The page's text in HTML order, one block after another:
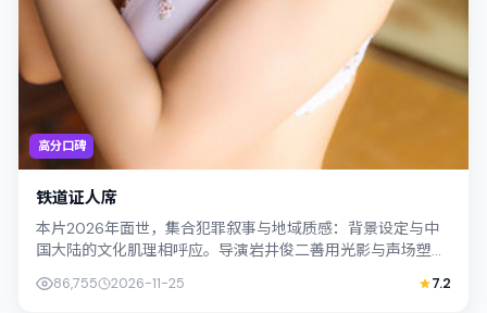
高分口碑
铁道证人席
本片2026年面世，集合犯罪叙事与地域质感：背景设定与中
国大陆的文化肌理相呼应。导演岩井俊二善用光影与声场塑造
86,755 2026-11-25 7.2